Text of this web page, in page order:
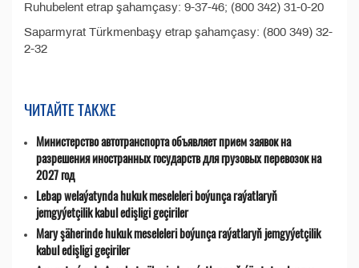
Ruhubelent etrap şahamçasy: 9-37-46; (800 342) 31-0-20
Saparmyrat Türkmenbaşy etrap şahamçasy: (800 349) 32-
2-32
ЧИТАЙТЕ ТАКЖЕ
Министерство автотранспорта объявляет прием заявок на
разрешения иностранных государств для грузовых перевозок на
2027 год
Lebap welaýatynda hukuk meseleleri boýunça raýatlaryň
jemgyýetçilik kabul edişligi geçiriler
Mary şäherinde hukuk meseleleri boýunça raýatlaryň jemgyýetçilik
kabul edişligi geçiriler